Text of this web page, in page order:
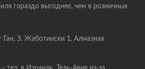
гораздо выгоднее, чем в розничных
Ган, З. Жаботински 1, Алмазная